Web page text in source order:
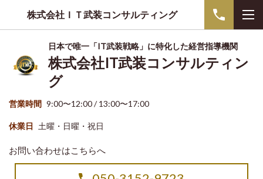
株式会社ＩＴ武装コンサルティング
日本で唯一「IT武装戦略」に特化した経営指導機関
株式会社IT武装コンサルティン
グ
営業時間 9:00〜12:00 / 13:00〜17:00
休業日 土曜・日曜・祝日
お問い合わせはこちらへ